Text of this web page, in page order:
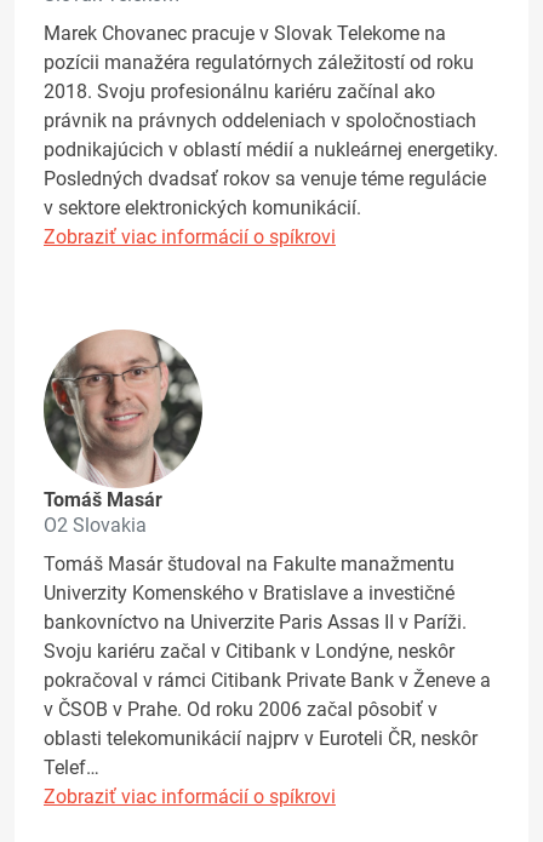
Marek Chovanec pracuje v Slovak Telekome na
pozícii manažéra regulatórnych záležitostí od roku
2018. Svoju profesionálnu kariéru začínal ako
právnik na právnych oddeleniach v spoločnostiach
podnikajúcich v oblastí médií a nukleárnej energetiky.
Posledných dvadsať rokov sa venuje téme regulácie
v sektore elektronických komunikácií.
Zobraziť viac informácií o spíkrovi
Tomáš Masár
O2 Slovakia
Tomáš Masár študoval na Fakulte manažmentu
Univerzity Komenského v Bratislave a investičné
bankovníctvo na Univerzite Paris Assas II v Paríži.
Svoju kariéru začal v Citibank v Londýne, neskôr
pokračoval v rámci Citibank Private Bank v Ženeve a
v ČSOB v Prahe. Od roku 2006 začal pôsobiť v
oblasti telekomunikácií najprv v Euroteli ČR, neskôr
Telef…
Zobraziť viac informácií o spíkrovi